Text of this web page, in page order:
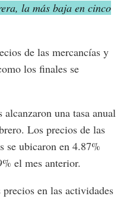
la más baja en cinco
de las mercancías y
los finales se
una tasa anual
Los precios de las
se ubicaron en 4.87%
el mes anterior.
en las actividades